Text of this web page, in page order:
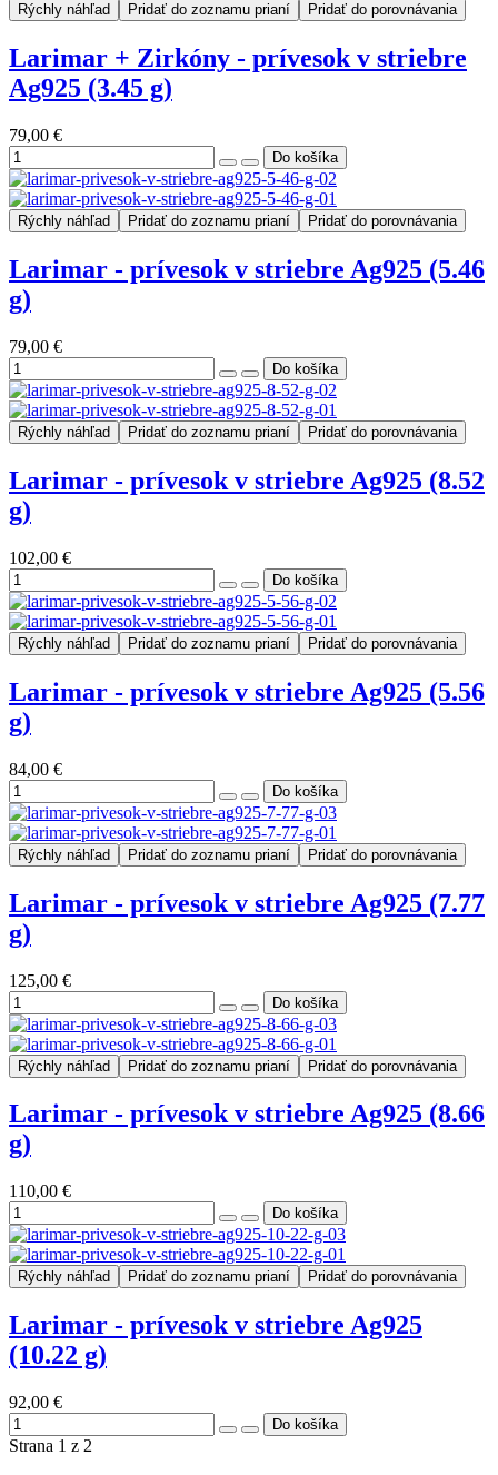
Rýchly náhľad Pridať do zoznamu prianí Pridať do porovnávania
Larimar + Zirkóny - prívesok v striebre
Ag925 (3.45 g)
79,00 €
Rýchly náhľad Pridať do zoznamu prianí Pridať do porovnávania
Larimar - prívesok v striebre Ag925 (5.46
g)
79,00 €
Rýchly náhľad Pridať do zoznamu prianí Pridať do porovnávania
Larimar - prívesok v striebre Ag925 (8.52
g)
102,00 €
Rýchly náhľad Pridať do zoznamu prianí Pridať do porovnávania
Larimar - prívesok v striebre Ag925 (5.56
g)
84,00 €
Rýchly náhľad Pridať do zoznamu prianí Pridať do porovnávania
Larimar - prívesok v striebre Ag925 (7.77
g)
125,00 €
Rýchly náhľad Pridať do zoznamu prianí Pridať do porovnávania
Larimar - prívesok v striebre Ag925 (8.66
g)
110,00 €
Rýchly náhľad Pridať do zoznamu prianí Pridať do porovnávania
Larimar - prívesok v striebre Ag925
(10.22 g)
92,00 €
Strana 1 z 2